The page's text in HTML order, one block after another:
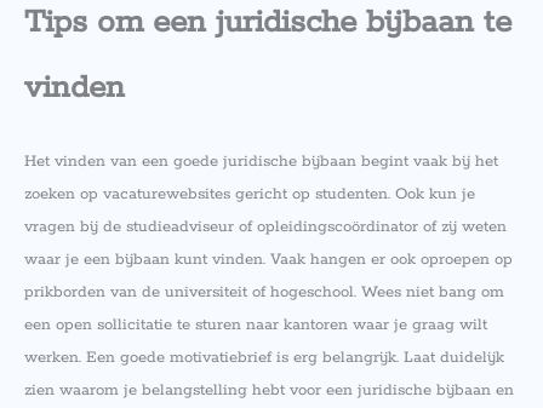
Tips om een juridische bijbaan te
vinden
Het vinden van een goede juridische bijbaan begint vaak bij het
zoeken op vacaturewebsites gericht op studenten. Ook kun je
vragen bij de studieadviseur of opleidingscoördinator of zij weten
waar je een bijbaan kunt vinden. Vaak hangen er ook oproepen op
prikborden van de universiteit of hogeschool. Wees niet bang om
een open sollicitatie te sturen naar kantoren waar je graag wilt
werken. Een goede motivatiebrief is erg belangrijk. Laat duidelijk
zien waarom je belangstelling hebt voor een juridische bijbaan en